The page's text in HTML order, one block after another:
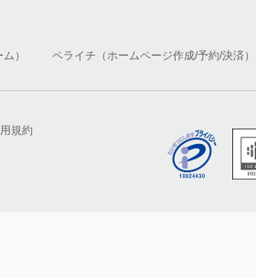
） ペライチ（ホームページ作成/予約/決済）
規約